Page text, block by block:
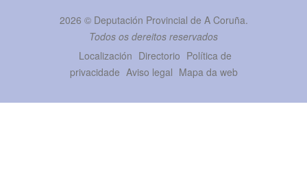
2026 © Deputación Provincial de A Coruña.
Todos os dereitos reservados
Localización Directorio Política de
privacidade Aviso legal Mapa da web